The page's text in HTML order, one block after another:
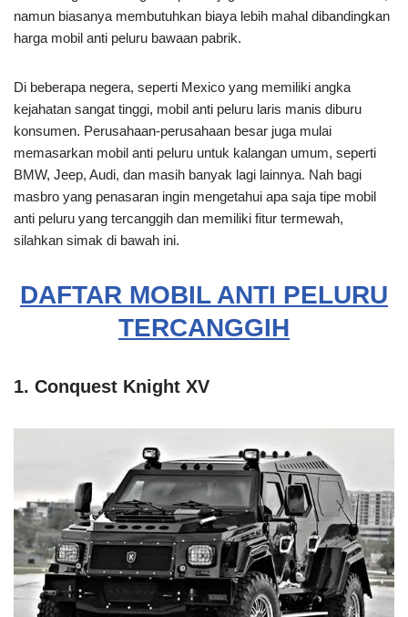
namun biasanya membutuhkan biaya lebih mahal dibandingkan
harga mobil anti peluru bawaan pabrik.
Di beberapa negera, seperti Mexico yang memiliki angka
kejahatan sangat tinggi, mobil anti peluru laris manis diburu
konsumen. Perusahaan-perusahaan besar juga mulai
memasarkan mobil anti peluru untuk kalangan umum, seperti
BMW, Jeep, Audi, dan masih banyak lagi lainnya. Nah bagi
masbro yang penasaran ingin mengetahui apa saja tipe mobil
anti peluru yang tercanggih dan memiliki fitur termewah,
silahkan simak di bawah ini.
DAFTAR MOBIL ANTI PELURU
TERCANGGIH
1. Conquest Knight XV